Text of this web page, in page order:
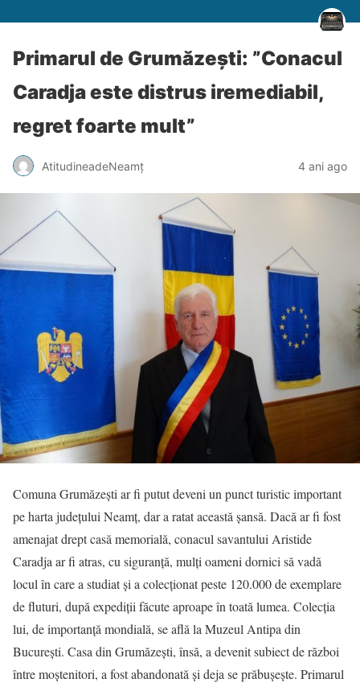
Primarul de Grumăzești: ”Conacul
Caradja este distrus iremediabil,
regret foarte mult”
AtitudineadeNeamț 4 ani ago
Comuna Grumăzești ar fi putut deveni un punct turistic important
pe harta județului Neamț, dar a ratat această șansă. Dacă ar fi fost
amenajat drept casă memorială, conacul savantului Aristide
Caradja ar fi atras, cu siguranță, mulți oameni dornici să vadă
locul în care a studiat și a colecționat peste 120.000 de exemplare
de fluturi, după expediții făcute aproape în toată lumea. Colecția
lui, de importanță mondială, se află la Muzeul Antipa din
București. Casa din Grumăzești, însă, a devenit subiect de război
între moștenitori, a fost abandonată și deja se prăbușește. Primarul